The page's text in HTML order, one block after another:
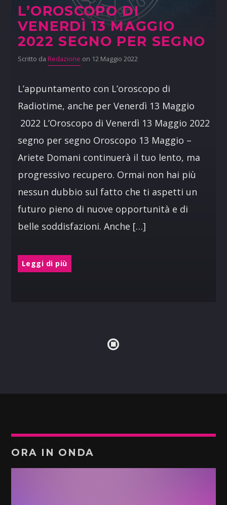
L’OROSCOPO DI
VENERDÌ 13 MAGGIO
2022 SEGNO PER SEGNO
Scritto da Redazione on 12 Maggio 2022
L’appuntamento con L’oroscopo di
Radiotime, anche per Venerdì 13 Maggio
2022 L’Oroscopo di Venerdì 13 Maggio 2022
segno per segno Oroscopo 13 Maggio –
Ariete Domani continuerà il tuo lento, ma
progressivo recupero. Ormai non hai più
nessun dubbio sul fatto che ti aspetti un
futuro pieno di nuove opportunità e di
belle soddisfazioni. Anche […]
Leggi di più
ORA IN ONDA